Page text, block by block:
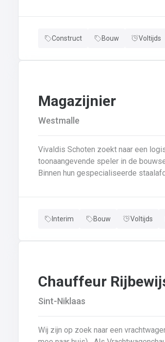
van gevelbekleding;Gebruik maken
een beschermlaag;Herstellen van beton met
Construct Bouw Voltijds
Magazijnier
Westmalle
Vivaldis Schoten zoekt naar een
toonaangevende speler in de
Binnen hun gespecialiseerde
efficiëntie centraal staan. 📍 Wat kan je van de job verwachten? Laden van vrachtwagens: Je zorgt ervoor
nauwgezet de vrachtbrieven en
Assistentie in de schilderhal: Je
Interim Bouw Voltijds
Chauffeur
Sint-Niklaas
Wij zijn op zoek naar een